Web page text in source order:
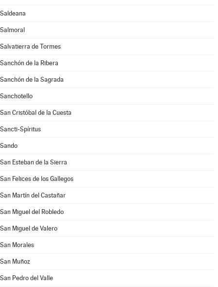
Saldeana
Salmoral
Salvatierra de Tormes
Sanchón de la Ribera
Sanchón de la Sagrada
Sanchotello
San Cristóbal de la Cuesta
Sancti-Spíritus
Sando
San Esteban de la Sierra
San Felices de los Gallegos
San Martín del Castañar
San Miguel del Robledo
San Miguel de Valero
San Morales
San Muñoz
San Pedro del Valle